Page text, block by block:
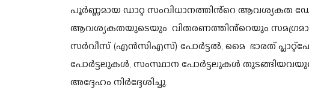
പൂർണ്ണമായ ഡാറ്റ സംവിധാനത്തിൻ്റെ
ആവശ്യകതയുടെയും വിതരണത്തിൻ്റെയും
സർവീസ് (എൻസിഎസ്) പോർട്ടൽ, മൈ ഭാരത്
പോർട്ടലുകൾ, സംസ്ഥാന പോർട്ടലുകൾ
അദ്ദേഹം നിർദ്ദേശിച്ചു.